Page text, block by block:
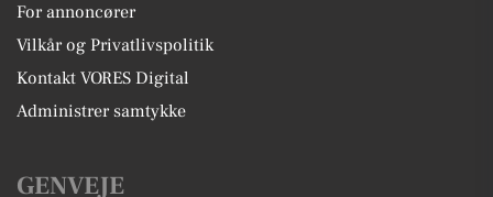
For annoncører
Vilkår og Privatlivspolitik
Kontakt VORES Digital
Administrer samtykke
GENVEJE